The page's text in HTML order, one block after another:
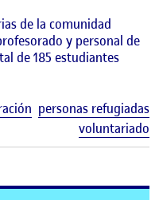
de la comunidad
y personal de
de 185 estudiantes
personas refugiadas
voluntariado